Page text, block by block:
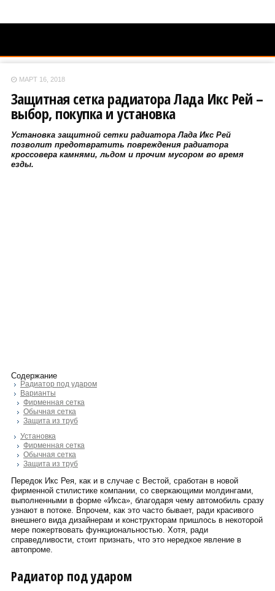
МАРТ 16, 2018
Защитная сетка радиатора Лада Икс Рей –
выбор, покупка и установка
Установка защитной сетки радиатора Лада Икс Рей
позволит предотвратить повреждения радиатора
кроссовера камнями, льдом и прочим мусором во время
езды.
Содержание
Радиатор под ударом
Варианты
Фирменная сетка
Обычная сетка
Защита из труб
Установка
Фирменная сетка
Обычная сетка
Защита из труб
Передок Икс Рея, как и в случае с Вестой, сработан в новой
фирменной стилистике компании, со сверкающими молдингами,
выполненными в форме «Икса», благодаря чему автомобиль сразу
узнают в потоке. Впрочем, как это часто бывает, ради красивого
внешнего вида дизайнерам и конструкторам пришлось в некоторой
мере пожертвовать функциональностью. Хотя, ради
справедливости, стоит признать, что это нередкое явление в
автопроме.
Радиатор под ударом